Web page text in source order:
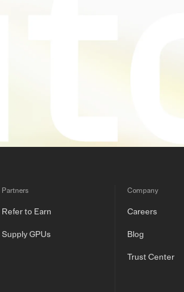
Partners
Refer to Earn
Supply GPUs
Company
Careers
Blog
Trust Center